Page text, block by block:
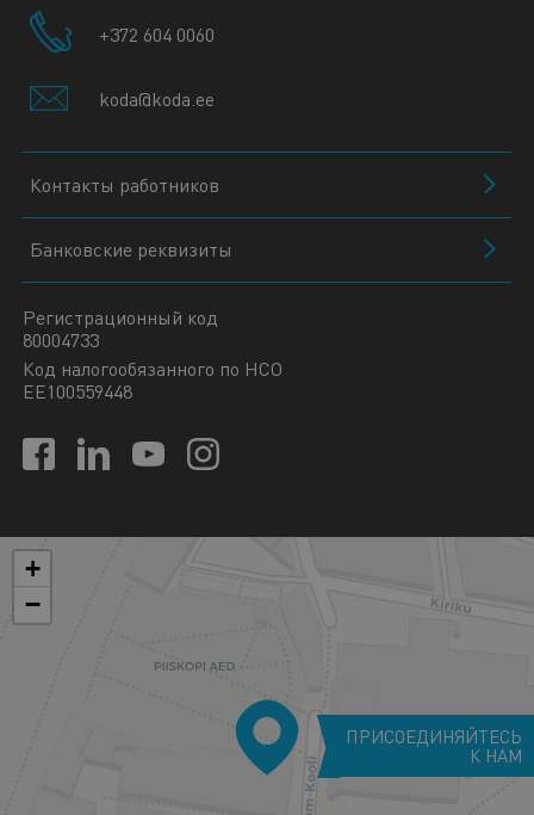
+372 604 0060
koda@koda.ee
Контакты работников
Банковские реквизиты
Регистрационный код
80004733
Код налогообязанного по НСО
EE100559448
+
−
ПРИСОЕДИНЯЙТЕСЬ
К НАМ